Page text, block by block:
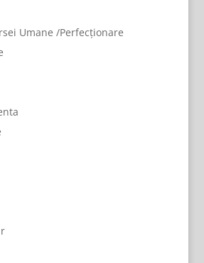
Umane /Perfecționare